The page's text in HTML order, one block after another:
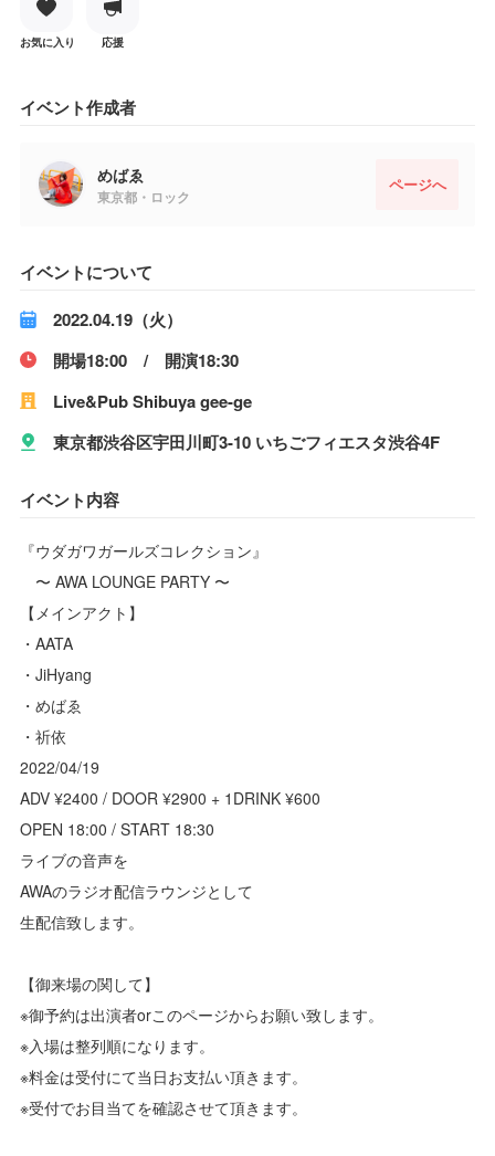
お気に入り 応援
イベント作成者
めばゑ
東京都・ロック
ページへ
イベントについて
2022.04.19（火）
開場18:00 / 開演18:30
Live&Pub Shibuya gee-ge
東京都渋谷区宇田川町3-10 いちごフィエスタ渋谷4F
イベント内容
『ウダガワガールズコレクション』
〜 AWA LOUNGE PARTY 〜
【メインアクト】
・AATA
・JiHyang
・めばゑ
・祈依
2022/04/19
ADV ¥2400 / DOOR ¥2900 + 1DRINK ¥600
OPEN 18:00 / START 18:30
ライブの音声を
AWAのラジオ配信ラウンジとして
生配信致します。
【御来場の関して】
※御予約は出演者orこのページからお願い致します。
※入場は整列順になります。
※料金は受付にて当日お支払い頂きます。
※受付でお目当てを確認させて頂きます。